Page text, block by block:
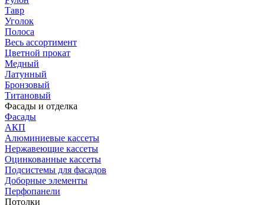
Тавр
Уголок
Полоса
Весь ассортимент
Цветной прокат
Медный
Латунный
Бронзовый
Титановый
Фасады и отделка
Фасады
АКП
Алюминиевые кассеты
Нержавеющие кассеты
Оцинкованные кассеты
Подсистемы для фасадов
Доборные элементы
Перфопанели
Потолки